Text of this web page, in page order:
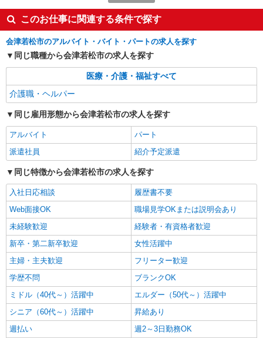
株式会社kotrio /●SD-H-1993209
会津若松市｜シニア向けマンションで夜勤専従
＊暮らしのお手伝い
時給1350円〜2062円 ＜日払い有/週払い有/交
通費全支給(ガソリン代含む)＞
会津若松市 その他多数
キープ 詳細を見る
派遣社員
株式会社kotrio /●SD-H-2001809
【会津若松市】キレイな病院で未経験OKの看
護助手★柔軟シフト◎
時給1350円〜2062円 ＜日払い有/週払い有/交
通費全支給(ガソリン代含む)＞
会津若松市 その他多数
キープ 詳細を見る
派遣社員
株式会社kotrio /●SD-H-1815241
夕方までのデイサービス☆車の運転できる方優
遇【会津若松市】
時給1450円〜2062円 ＜日払い有/週払い有/交
通費全支給(ガソリン代含む)＞
このお仕事に関連する条件で探す
会津若松市のアルバイト・バイト・パートの求人を探す
同じ職種から会津若松市の求人を探す
医療・介護・福祉すべて
介護職・ヘルパー
同じ雇用形態から会津若松市の求人を探す
アルバイト
パート
派遣社員
紹介予定派遣
同じ特徴から会津若松市の求人を探す
入社日応相談
履歴書不要
Web面接OK
職場見学OKまたは説明会あり
未経験歓迎
経験者・有資格者歓迎
新卒・第二新卒歓迎
女性活躍中
主婦・主夫歓迎
フリーター歓迎
学歴不問
ブランクOK
ミドル（40代～）活躍中
エルダー（50代～）活躍中
シニア（60代～）活躍中
昇給あり
週払い
週2～3日勤務OK